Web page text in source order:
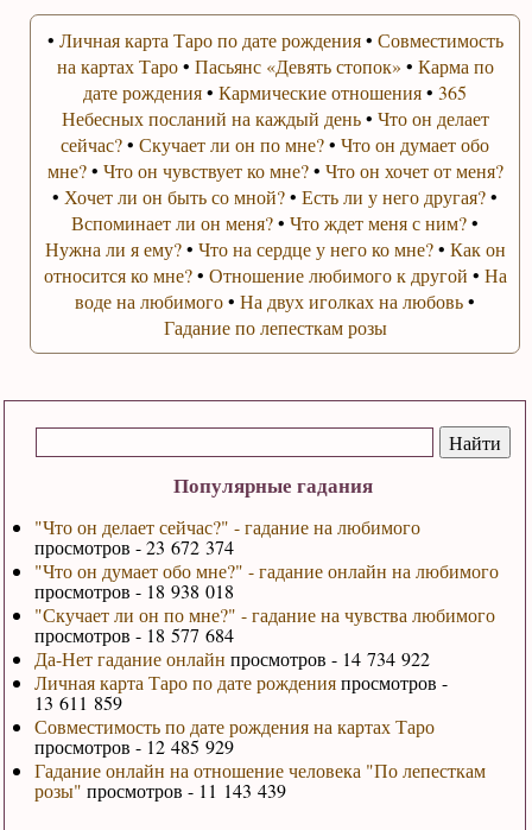
Популярные гадания
"Что он делает сейчас?" - гадание на любимого
просмотров - 23 672 374
"Что он думает обо мне?" - гадание онлайн на любимого
просмотров - 18 938 018
"Скучает ли он по мне?" - гадание на чувства любимого
просмотров - 18 577 684
Да-Нет гадание онлайн просмотров - 14 734 922
Личная карта Таро по дате рожденияпросмотров -
13 611 859
Совместимость по дате рождения на картах Таро
просмотров - 12 485 929
Гадание онлайн на отношение человека "По лепесткам
розы" просмотров - 11 143 439
• Личная карта Таро по дате рождения• Совместимость
на картах Таро• Пасьянс «Девять стопок» • Карма по
дате рождения•Кармические отношения•365
Небесных посланий на каждый день• Что он делает
сейчас?•Скучает ли он по мне?•Что он думает обо
мне?• Что он чувствует ко мне?• Что он хочет от меня?
• Хочет ли он быть со мной?•Есть ли у него другая?•
Вспоминает ли он меня?•Что ждет меня с ним?•
Нужна ли я ему?• Что на сердце у него ко мне?• Как он
относится ко мне?• Отношение любимого к другой • На
воде на любимого•На двух иголках на любовь•
Гадание по лепесткам розы